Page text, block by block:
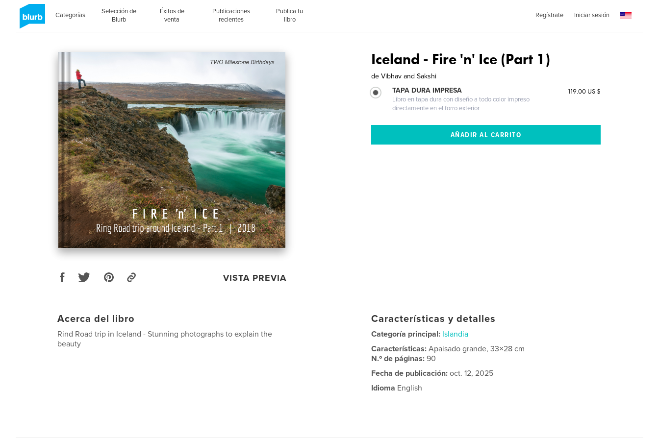
Categorías
Selección de
Blurb
Éxitos de
venta
Publicaciones
recientes
Publica tu
libro
Regístrate Iniciar sesión
VISTA PREVIA
Iceland - Fire 'n' Ice (Part 1)
de Vibhav and Sakshi
TAPA DURA IMPRESA
Libro en tapa dura con diseño a todo color impreso
directamente en el forro exterior
119.00 US $
Acerca del libro
Rind Road trip in Iceland - Stunning photographs to explain the
beauty
Características y detalles
Categoría principal: Islandia
Características:Apaisado grande, 33×28 cm
N.º de páginas:90
Fecha de publicación: oct. 12, 2025
Idioma English